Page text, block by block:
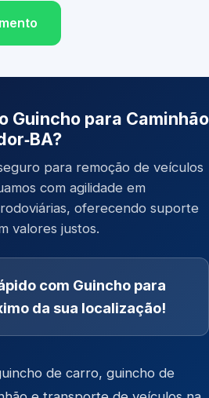
Guincho para Caminhão
para remoção de veículos
com agilidade em
oferecendo suporte
valores justos.
com Guincho para
da sua localização!
de carro, guincho de